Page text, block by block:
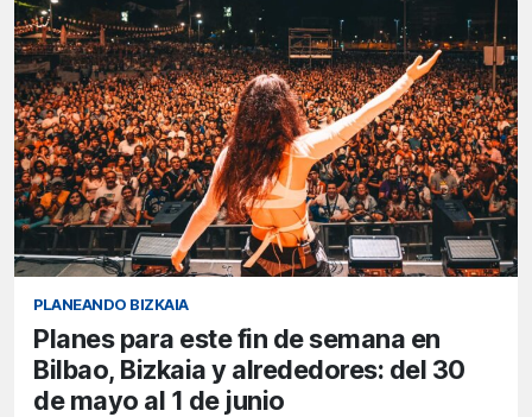
PLANEANDO BIZKAIA
Planes para este fin de semana en
Bilbao, Bizkaia y alrededores: del 30
de mayo al 1 de junio